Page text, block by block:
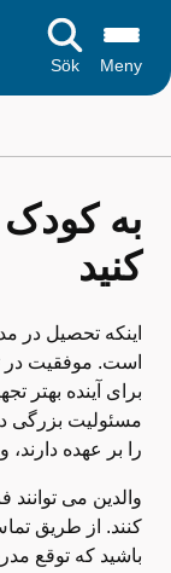
Sök Meny
به
کنید
اینکه تحصیل در
است. موفقیت
برای آینده بهتر
مسئولیت بزرگی
را بر عهده
والدین می
کنند. از طریق
باشید که توقع